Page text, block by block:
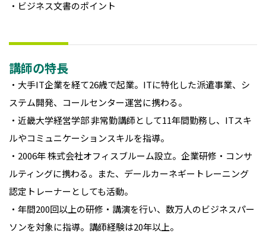
・ビジネス文書のポイント
講師の特長
・大手IT企業を経て26歳で起業。ITに特化した派遣事業、シ
ステム開発、コールセンター運営に携わる。
・近畿大学経営学部 非常勤講師として11年間勤務し、ITスキ
ルやコミュニケーションスキルを指導。
・2006年 株式会社オフィスブルーム設立。企業研修・コンサ
ルティングに携わる。また、デールカーネギートレーニング
認定トレーナーとしても活動。
・年間200回以上の研修・講演を行い、数万人のビジネスパー
ソンを対象に指導。講師経験は20年以上。